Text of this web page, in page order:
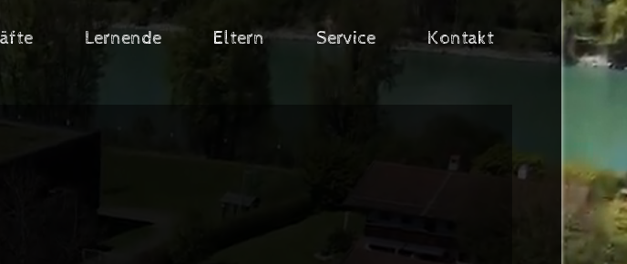
Lernende Eltern Service Kontakt